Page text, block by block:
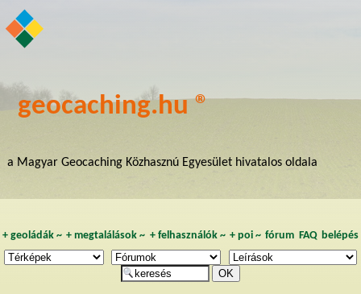
geocaching.hu ®
a Magyar Geocaching Közhasznú Egyesület hivatalos oldala
+ geoládák~ +megtalálások ~ + felhasználók~ + poi~ fórum FAQ belépés